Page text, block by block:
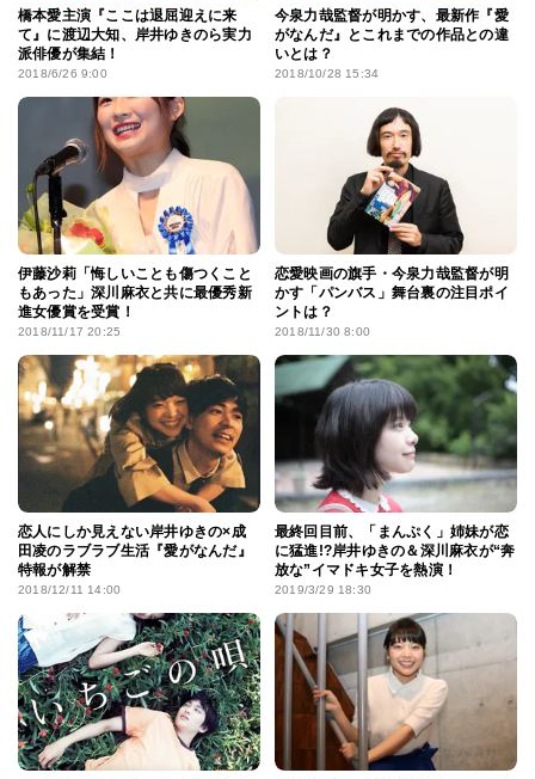
橋本愛主演『ここは退屈迎えに来
て』に渡辺大知、岸井ゆきのら実力
派俳優が集結！
2018/6/26 9:00
今泉力哉監督が明かす、最新作『愛
がなんだ』とこれまでの作品との違
いとは？
2018/10/28 15:34
伊藤沙莉「悔しいことも傷つくこと
もあった」深川麻衣と共に最優秀新
進女優賞を受賞！
2018/11/17 20:25
恋愛映画の旗手・今泉力哉監督が明
かす「パンバス」舞台裏の注目ポイ
ントは？
2018/11/30 8:00
恋人にしか見えない岸井ゆきの×成
田凌のラブラブ生活『愛がなんだ』
特報が解禁
2018/12/11 14:00
最終回目前、「まんぷく」姉妹が恋
に猛進!?岸井ゆきの＆深川麻衣が“奔
放な”イマドキ女子を熱演！
2019/3/29 18:30